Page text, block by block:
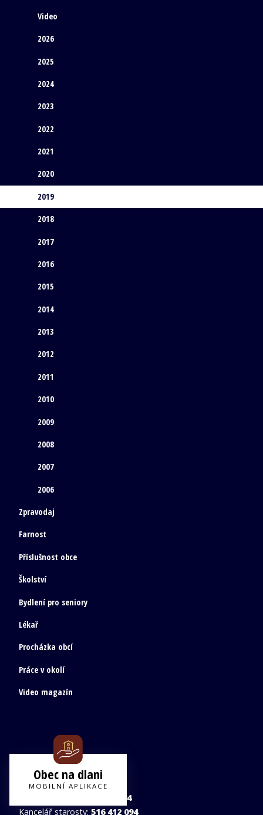
Video
2026
2025
2024
2023
2022
2021
2020
2019
2018
2017
2016
2015
2014
2013
2012
2011
2010
2009
2008
2007
2006
Zpravodaj
Farnost
Příslušnost obce
Školství
Bydlení pro seniory
Lékař
Procházka obcí
Práce v okolí
Video magazín
Obecní úřad Petrovice
Petrovice 134, 679 02
541 247 594
Kancelář starosty: 516 412 094
Obec na dlani
MOBILNÍ APLIKACE